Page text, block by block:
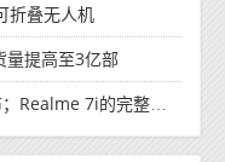
折叠无人机
量提高至3亿部
7i的完整规格并导致泄漏